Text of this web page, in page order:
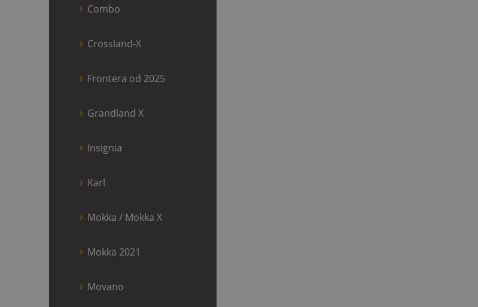
Combo
Crossland-X
Frontera od 2025
Grandland X
Insignia
Karl
Mokka / Mokka X
Mokka 2021
Movano